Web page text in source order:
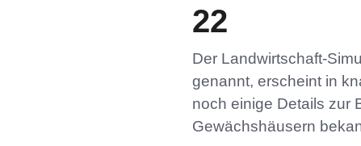
22
Der Landwirtschaft-
genannt, erscheint in
noch einige Details zur
Gewächshäusern